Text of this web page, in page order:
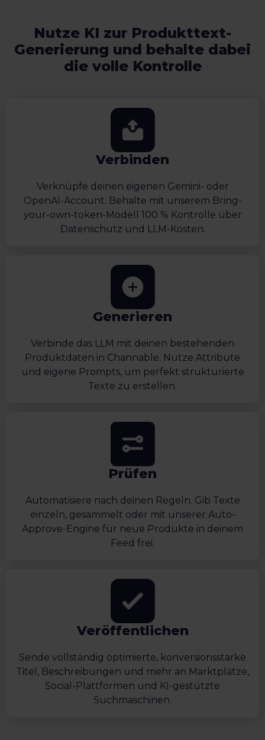
Nutze KI zur Produkttext-
Generierung und behalte dabei
die volle Kontrolle
Verbinden
Verknüpfe deinen eigenen Gemini- oder
OpenAI-Account. Behalte mit unserem Bring-
your-own-token-Modell 100 % Kontrolle über
Datenschutz und LLM-Kosten.
Generieren
Verbinde das LLM mit deinen bestehenden
Produktdaten in Channable. Nutze Attribute
und eigene Prompts, um perfekt strukturierte
Texte zu erstellen.
Prüfen
Automatisiere nach deinen Regeln. Gib Texte
einzeln, gesammelt oder mit unserer Auto-
Approve-Engine für neue Produkte in deinem
Feed frei.
Veröffentlichen
Sende vollständig optimierte, konversionsstarke
Titel, Beschreibungen und mehr an Marktplätze,
Social-Plattformen und KI-gestützte
Suchmaschinen.